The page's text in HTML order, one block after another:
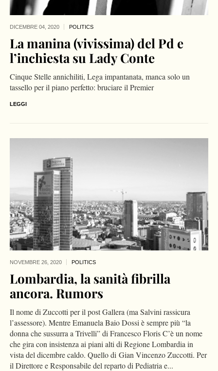
DICEMBRE 04, 2020 POLITICS
La manina (vivissima) del Pd e
l’inchiesta su Lady Conte
Cinque Stelle annichiliti, Lega impantanata, manca solo un
tassello per il piano perfetto: bruciare il Premier
LEGGI
NOVEMBRE 26, 2020 POLITICS
Lombardia, la sanità fibrilla
ancora. Rumors
Il nome di Zuccotti per il post Gallera (ma Salvini rassicura
l’assessore). Mentre Emanuela Baio Dossi è sempre più “la
donna che sussurra a Trivelli” di Francesco Floris C’è un nome
che gira con insistenza ai piani alti di Regione Lombardia in
vista del dicembre caldo. Quello di Gian Vincenzo Zuccotti. Per
il Direttore e Responsabile del reparto di Pediatria e...